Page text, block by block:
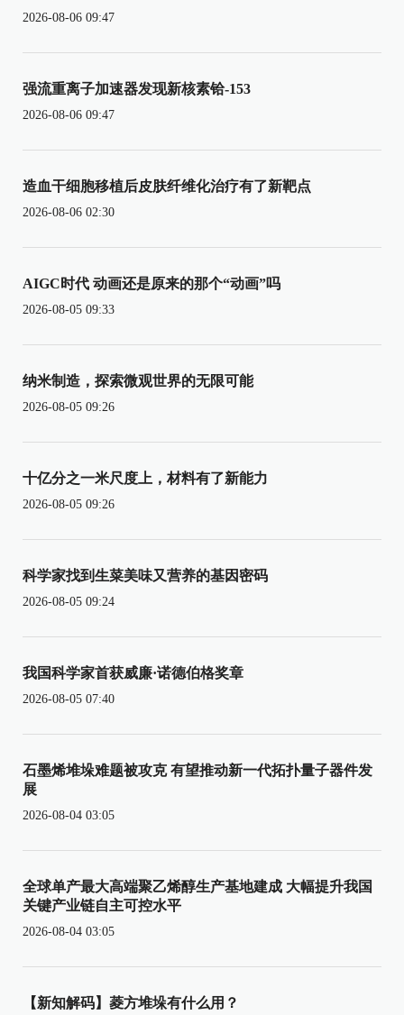
2026-08-06 09:47
强流重离子加速器发现新核素铪-153
2026-08-06 09:47
造血干细胞移植后皮肤纤维化治疗有了新靶点
2026-08-06 02:30
AIGC时代 动画还是原来的那个“动画”吗
2026-08-05 09:33
纳米制造，探索微观世界的无限可能
2026-08-05 09:26
十亿分之一米尺度上，材料有了新能力
2026-08-05 09:26
科学家找到生菜美味又营养的基因密码
2026-08-05 09:24
我国科学家首获威廉·诺德伯格奖章
2026-08-05 07:40
石墨烯堆垛难题被攻克 有望推动新一代拓扑量子器件发
展
2026-08-04 03:05
全球单产最大高端聚乙烯醇生产基地建成 大幅提升我国
关键产业链自主可控水平
2026-08-04 03:05
【新知解码】菱方堆垛有什么用？